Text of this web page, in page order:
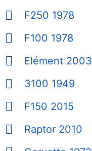
F250 1978
F100 1978
Elément 2003
3100 1949
F150 2015
Raptor 2010